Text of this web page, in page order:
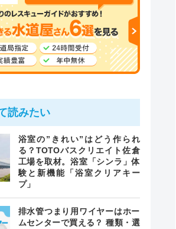
読みたい
浴室の”きれい”はどう作られ
る？TOTOバスクリエイト佐倉
工場を取材。浴室「シンラ」体
験と新機能「浴室クリアキー
プ」
排水管つまり用ワイヤーはホー
ムセンターで買える？ 種類・選